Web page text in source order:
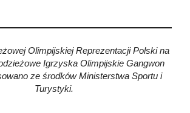
Olimpijskiej Reprezentacji Polski na
Igrzyska Olimpijskie Gangwon
ze środków Ministerstwa Sportu i
Turystyki.